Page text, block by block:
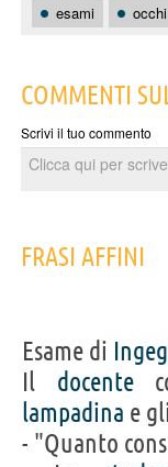
esami occhi
COMMENTI
Scrivi il tuo commento
FRASI AFFINI
Esame di
Il docente
lampadina e
- "Quanto